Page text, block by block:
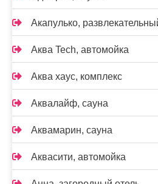
Акапулько,
Аква Tech, автомойка
Аква хаус, комплекс
Аквалайф, сауна
Аквамарин, сауна
Аквасити, автомойка